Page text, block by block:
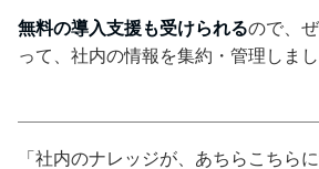
無料の導入支援も受けられるので、
って、社内の情報を集約・管理しまし
「社内のナレッジが、あちらこちら